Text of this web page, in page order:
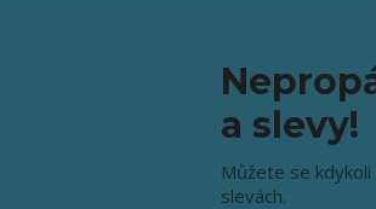
a slevy!
Můžete se kdykoli
slevách.